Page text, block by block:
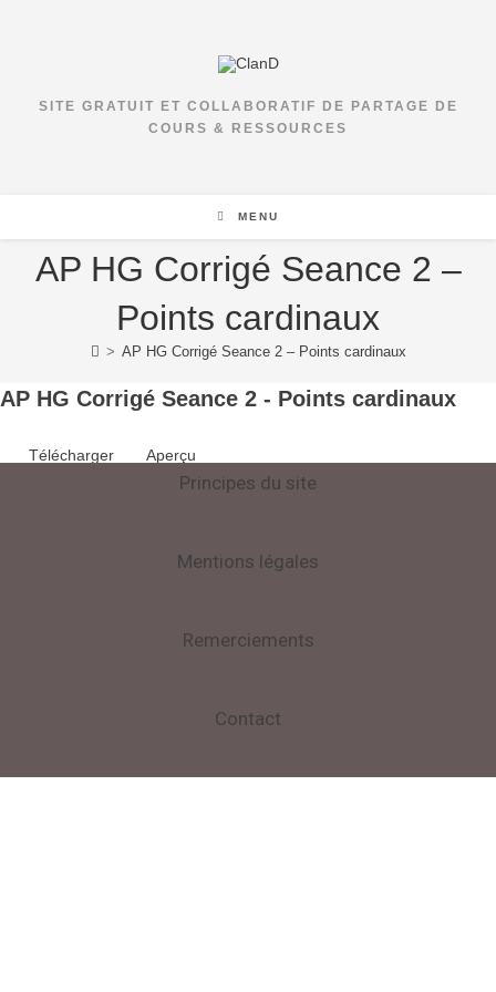
SITE GRATUIT ET COLLABORATIF DE PARTAGE DE
COURS & RESSOURCES
MENU
AP HG Corrigé Seance 2 –
Points cardinaux
> AP HG Corrigé Seance 2 – Points cardinaux
AP HG Corrigé Seance 2 - Points cardinaux
Télécharger Aperçu
Principes du site
Mentions légales
Remerciements
Contact